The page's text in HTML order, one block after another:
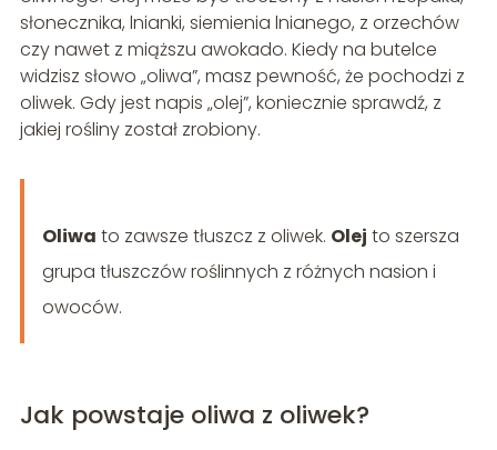
słonecznika, lnianki, siemienia lnianego, z orzechów
czy nawet z miąższu awokado. Kiedy na butelce
widzisz słowo „oliwa”, masz pewność, że pochodzi z
oliwek. Gdy jest napis „olej”, koniecznie sprawdź, z
jakiej rośliny został zrobiony.
Oliwa to zawsze tłuszcz z oliwek. Olej to szersza
grupa tłuszczów roślinnych z różnych nasion i
owoców.
Jak powstaje oliwa z oliwek?